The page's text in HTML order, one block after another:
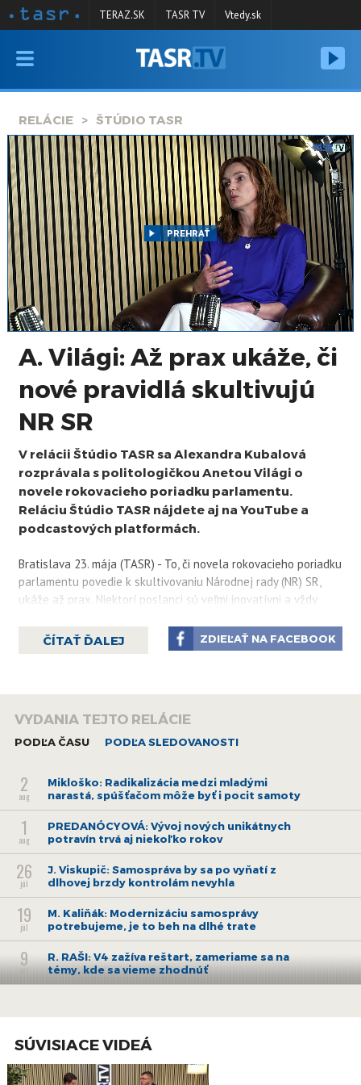
VYSIELANIE
SPRAVODAJSTVO
KONTAKT
ARCHÍV
TERAZ.SK TASR TV Vtedy.sk
RELÁCIE ŠTÚDIO TASR
PREHRAŤ
A. Világi: Až prax ukáže, či
nové pravidlá skultivujú
NR SR
V relácii Štúdio TASR sa Alexandra Kubalová
rozprávala s politologičkou Anetou Világi o
novele rokovacieho poriadku parlamentu.
Reláciu Štúdio TASR nájdete aj na YouTube a
podcastových platformách.
Bratislava 23. mája (TASR) - To, či novela rokovacieho poriadku
parlamentu povedie k skultivovaniu Národnej rady (NR) SR,
ukáže až prax. Niektorí poslanci sú veľmi inovatívni a vždy
politologička Aneta Világi z Univerzity Komenského v
Bratislave. Uviedla to v relácii Štúdio TASR k novele
Viac čítajtetu.
ČÍTAŤ ĎALEJ ZDIEĽAŤ NA FACEBOOK
VYDANIA TEJTO RELÁCIE
PODĽA ČASU PODĽA SLEDOVANOSTI
2
aug
Mikloško: Radikalizácia medzi mladými
narastá, spúšťačom môže byť i pocit samoty
1
aug
PREDANÓCYOVÁ: Vývoj nových unikátnych
potravín trvá aj niekoľko rokov
26
júl
J. Viskupič: Samospráva by sa po vyňatí z
dlhovej brzdy kontrolám nevyhla
19
júl
M. Kaliňák: Modernizáciu samosprávy
potrebujeme, je to beh na dlhé trate
9
júl
R. RAŠI: V4 zažíva reštart, zameriame sa na
témy, kde sa vieme zhodnúť
5
M. BEZEK: V systéme ePrihlášky chceme
SÚVISIACE VIDEÁ